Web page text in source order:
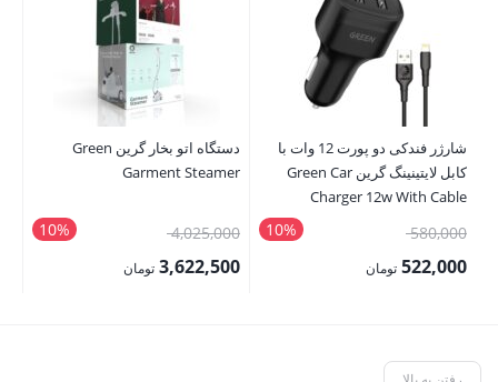
شارژر فندکی دو پورت 12 وات با
کابل لایتینینگ گرین Green Car
Charger 12w With Cable
10% 580,000قیمت
اصلی:522,000 تومان
522,000 تومان.
دستگاه اتو بخار گرین Green
Garment Steamer
10% 4,025,000قیمت
اصلی:3,622,500 تومان